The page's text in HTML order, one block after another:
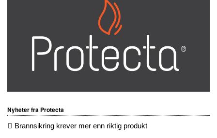
Nyheter fra Protecta
Brannsikring krever mer enn riktig produkt